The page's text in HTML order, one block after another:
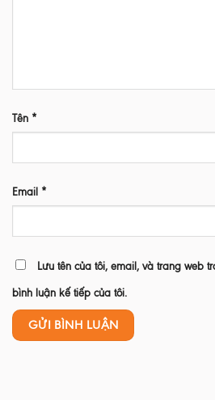
Tên *
Email *
Lưu tên của tôi, email, và trang web
bình luận kế tiếp của tôi.